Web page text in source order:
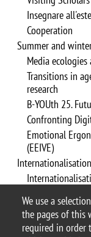
We use a
the pages of this
required in order
Insegnare
Cooperation
Summer and
Media
Transitions in
research
B-YOUth 25.
Confronting
Emotional
(EEIVE)
Students services